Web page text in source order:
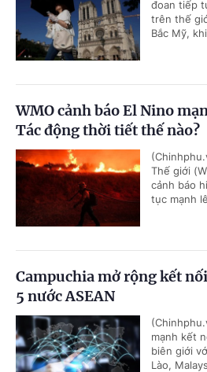
đoan tiếp
trên thế
Bắc Mỹ,
WMO cảnh báo El Nino
Tác động thời tiết thế nào?
Thế giới
cảnh báo
tục mạnh
Campuchia mở rộng kết
5 nước ASEAN
mạnh kết
biên giới
Lào,